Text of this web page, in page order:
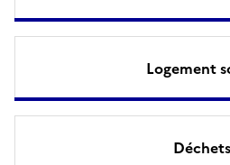
Logement
Déchets